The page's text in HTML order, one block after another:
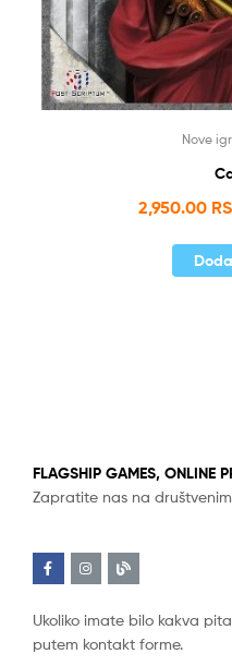
Nove
2,950.00
FLAGSHIP GAMES, ONLINE
Zapratite nas na
Ukoliko imate bilo kakva
putem kontakt forme.